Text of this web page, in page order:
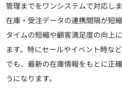
管理までをワンシステムで対応しま
在庫・受注データの連携間隔が短
タイムの短縮や顧客満足度の向上
ます。特にセールやイベント時な
でも、最新の在庫情報をもとに正
うになります。